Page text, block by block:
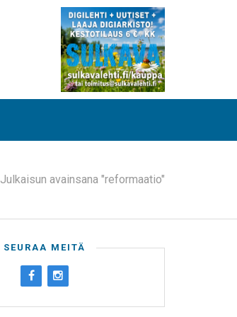
Julkaisun avainsana "reformaatio"
SEURAA MEITÄ